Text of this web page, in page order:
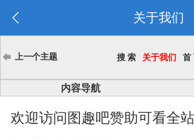
关于我们
上一个主题 搜 索 关于我们 首
内容导航
欢迎访问图趣吧赞助可看全